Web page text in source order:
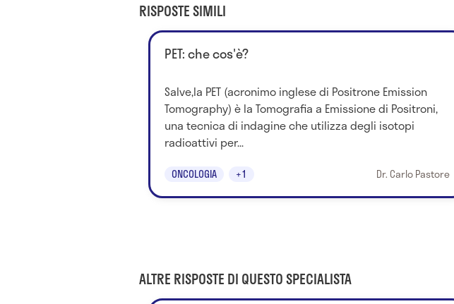
RISPOSTE SIMILI
PET: che cos'è?
Salve,la PET (acronimo inglese di Positrone Emission
Tomography) è la Tomografia a Emissione di Positroni,
una tecnica di indagine che utilizza degli isotopi
radioattivi per...
ONCOLOGIA +1 Dr. Carlo Pastore
ALTRE RISPOSTE DI QUESTO SPECIALISTA